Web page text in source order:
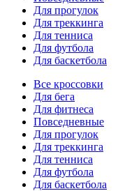
Для прогулок
Для треккинга
Для тенниса
Для футбола
Для баскетбола
Все кроссовки
Для бега
Для фитнеса
Повседневные
Для прогулок
Для треккинга
Для тенниса
Для футбола
Для баскетбола